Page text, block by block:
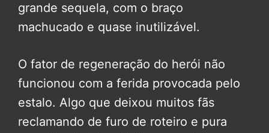
grande sequela, com o braço
machucado e quase inutilizável.
O fator de regeneração do herói não
funcionou com a ferida provocada pelo
estalo. Algo que deixou muitos fãs
reclamando de furo de roteiro e pura